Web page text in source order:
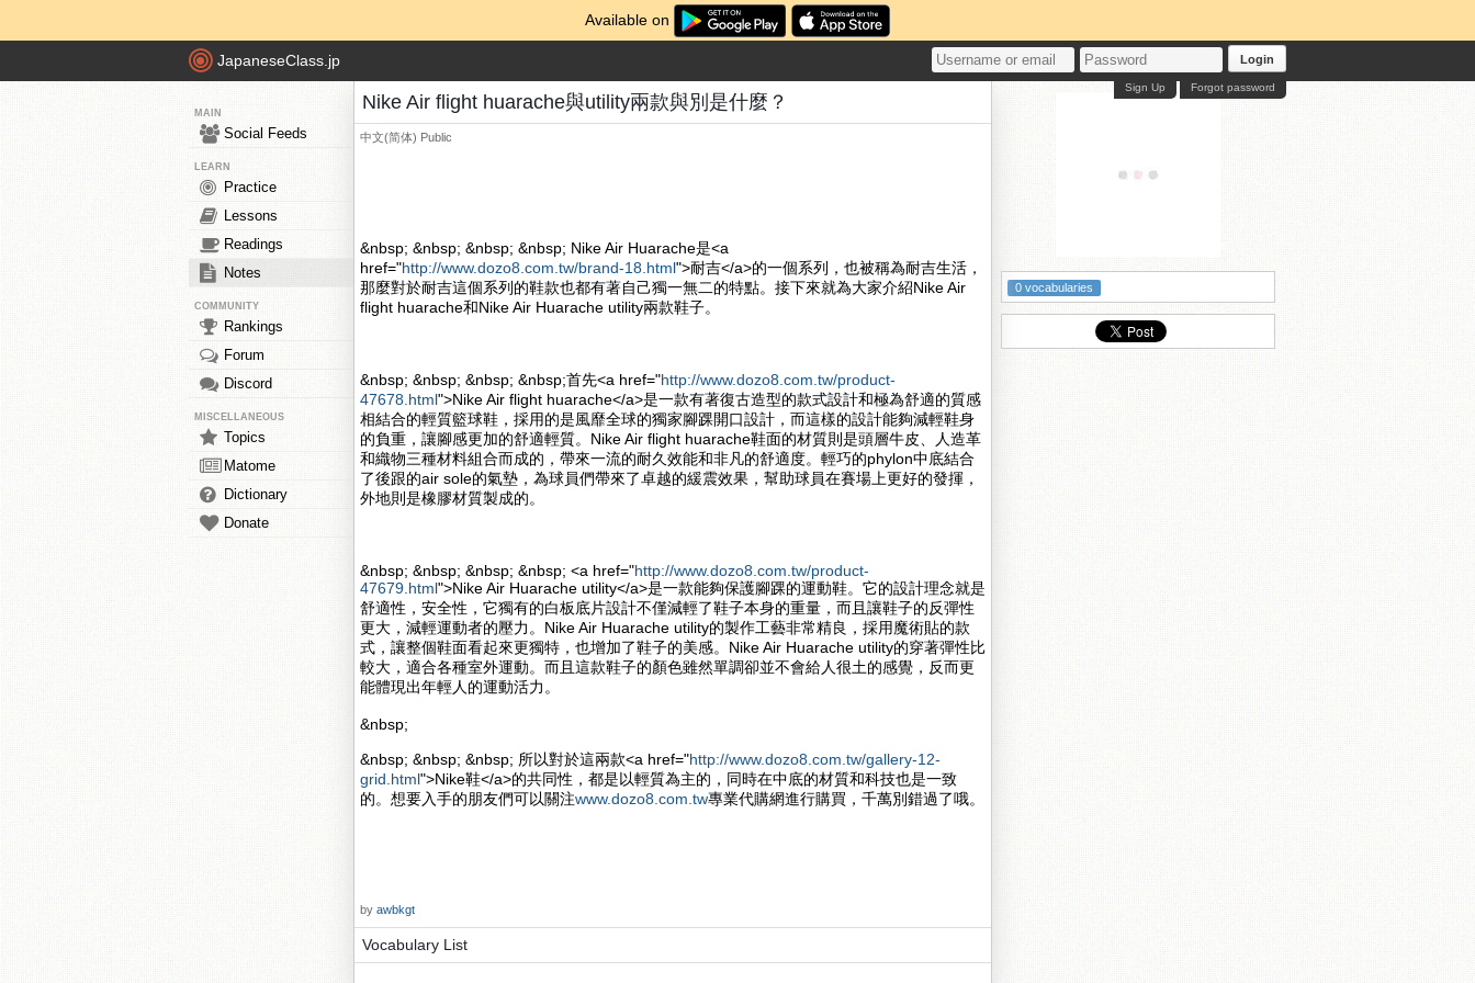
Available on
JapaneseClass.jp Login
Forgot password
Sign Up
MAIN
Social Feeds
LEARN
Practice
Lessons
Readings
Notes
COMMUNITY
Rankings
Forum
Discord
MISCELLANEOUS
Topics
Matome
Dictionary
Donate
Nike Air flight huarache與utility兩款與別是什麼？
中文(简体) Public
&nbsp; &nbsp; &nbsp; &nbsp; Nike Air Huarache是<a
href="http://www.dozo8.com.tw/brand-18.html">耐吉</a>的一個系列，也被稱為耐吉生活，
那麼對於耐吉這個系列的鞋款也都有著自己獨一無二的特點。接下來就為大家介紹Nike Air
flight huarache和Nike Air Huarache utility兩款鞋子。
&nbsp; &nbsp; &nbsp; &nbsp;首先<a href="http://www.dozo8.com.tw/product-
47678.html">Nike Air flight huarache</a>是一款有著復古造型的款式設計和極為舒適的質感
相結合的輕質籃球鞋，採用的是風靡全球的獨家腳踝開口設計，而這樣的設計能夠減輕鞋身
的負重，讓腳感更加的舒適輕質。Nike Air flight huarache鞋面的材質則是頭層牛皮、人造革
和織物三種材料組合而成的，帶來一流的耐久效能和非凡的舒適度。輕巧的phylon中底結合
了後跟的air sole的氣墊，為球員們帶來了卓越的緩震效果，幫助球員在賽場上更好的發揮，
外地則是橡膠材質製成的。
&nbsp; &nbsp; &nbsp; &nbsp; <a href="http://www.dozo8.com.tw/product-
47679.html">Nike Air Huarache utility</a>是一款能夠保護腳踝的運動鞋。它的設計理念就是
舒適性，安全性，它獨有的白板底片設計不僅減輕了鞋子本身的重量，而且讓鞋子的反彈性
更大，減輕運動者的壓力。Nike Air Huarache utility的製作工藝非常精良，採用魔術貼的款
式，讓整個鞋面看起來更獨特，也增加了鞋子的美感。Nike Air Huarache utility的穿著彈性比
較大，適合各種室外運動。而且這款鞋子的顏色雖然單調卻並不會給人很土的感覺，反而更
能體現出年輕人的運動活力。
&nbsp;
&nbsp; &nbsp; &nbsp; 所以對於這兩款<a href="http://www.dozo8.com.tw/gallery-12-
grid.html">Nike鞋</a>的共同性，都是以輕質為主的，同時在中底的材質和科技也是一致
的。想要入手的朋友們可以關注www.dozo8.com.tw專業代購網進行購買，千萬別錯過了哦。
by awbkgt
Vocabulary List
0 vocabularies